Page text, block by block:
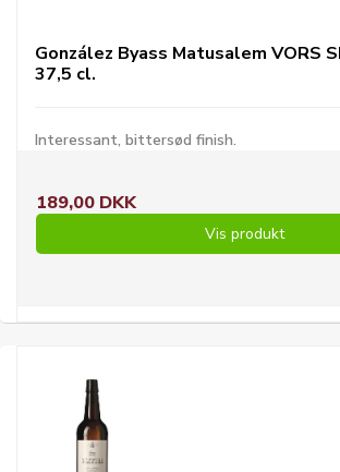
González Byass Matusalem VORS
37,5 cl.
Interessant, bittersød finish.
189,00 DKK
Vis produkt